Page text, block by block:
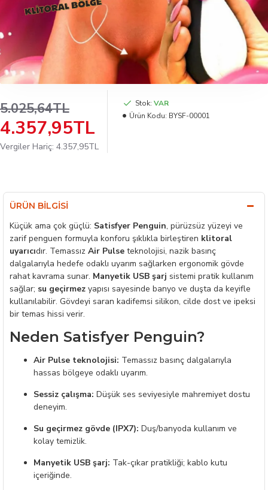
4.357,95TL
5.025,64TL
Vergiler Hariç: 4.357,95TL
Stok: VAR
Ürün Kodu: BYSF-00001
ÜRÜN BILGISI
Küçük ama çok güçlü: Satisfyer Penguin, pürüzsüz yüzeyi ve
zarif penguen formuyla konforu şıklıkla birleştiren klitoral
uyarıcıdır. Temassız Air Pulse teknolojisi, nazik basınç
dalgalarıyla hedefe odaklı uyarım sağlarken ergonomik gövde
rahat kavrama sunar. Manyetik USB şarj sistemi pratik kullanım
sağlar; su geçirmez yapısı sayesinde banyo ve duşta da keyifle
kullanılabilir. Gövdeyi saran kadifemsi silikon, cilde dost ve ipeksi
bir temas hissi verir.
Neden Satisfyer Penguin?
Air Pulse teknolojisi: Temassız basınç dalgalarıyla
hassas bölgeye odaklı uyarım.
Sessiz çalışma: Düşük ses seviyesiyle mahremiyet dostu
deneyim.
Su geçirmez gövde (IPX7): Duş/banyoda kullanım ve
kolay temizlik.
Manyetik USB şarj: Tak-çıkar pratikliği; kablo kutu
içeriğinde.